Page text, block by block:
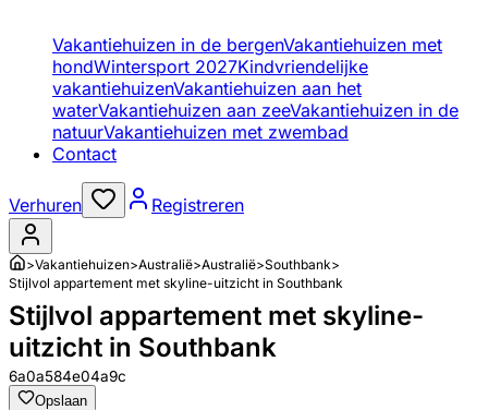
Vakantiehuizen in de bergenVakantiehuizen met
hondWintersport 2027Kindvriendelijke
vakantiehuizenVakantiehuizen aan het
waterVakantiehuizen aan zeeVakantiehuizen in de
natuurVakantiehuizen met zwembad
Contact
Verhuren Registreren
>Vakantiehuizen>Australië>Australië>Southbank>
Stijlvol appartement met skyline-uitzicht in Southbank
Stijlvol appartement met skyline-
uitzicht in Southbank
6a0a584e04a9c
Opslaan